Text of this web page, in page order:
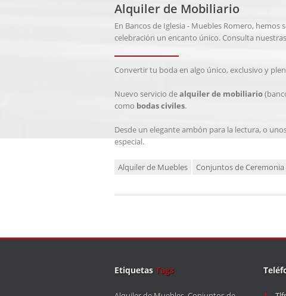
Alquiler de Mobiliario
En Bancos de Iglesia - Muebles Romero, hemos
celebración un encanto único. Consulta
Convertir tu boda en algo único, exclusivo y
Nuevo servicio dealquiler de mobiliario
como bodas civiles.
Desde un elegante ambón para la lectura, o
especial.
Alquiler de Muebles Conjuntos de Ceremonia
Etiquetas Tags